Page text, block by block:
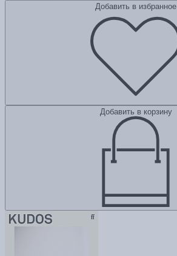
Добавить в избранное
Добавить в корзину